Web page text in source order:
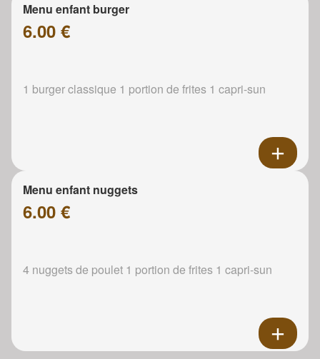
Menu enfant burger
6.00 €
1 burger classique 1 portion de frites 1 capri-sun
Menu enfant nuggets
6.00 €
4 nuggets de poulet 1 portion de frites 1 capri-sun